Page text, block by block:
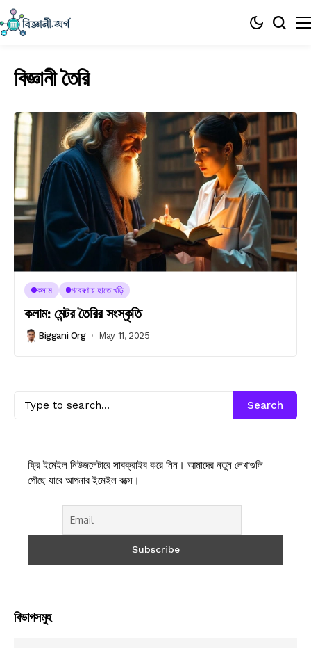
বিজ্ঞানী তৈরি
কলাম গবেষণায় হাতে খড়ি
কলাম: মেন্টর তৈরির সংস্কৃতি
Biggani Org May 11, 2025
Search
ফ্রি ইমেইল নিউজলেটারে সাবক্রাইব করে নিন। আমাদের নতুন লেখাগুলি
পৌছে যাবে আপনার ইমেইল বক্সে।
বিভাগসমুহ